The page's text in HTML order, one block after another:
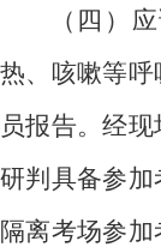
（四）
热、咳嗽等
员报告。经
研判具备参
隔离考场参